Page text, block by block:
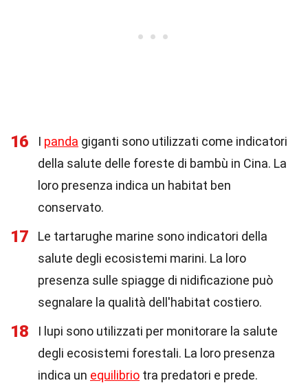
16 I panda giganti sono utilizzati come indicatori
della salute delle foreste di bambù in Cina. La
loro presenza indica un habitat ben
conservato.
17
Le tartarughe marine sono indicatori della
salute degli ecosistemi marini. La loro
presenza sulle spiagge di nidificazione può
segnalare la qualità dell'habitat costiero.
18
I lupi sono utilizzati per monitorare la salute
degli ecosistemi forestali. La loro presenza
indica un equilibrio tra predatori e prede.